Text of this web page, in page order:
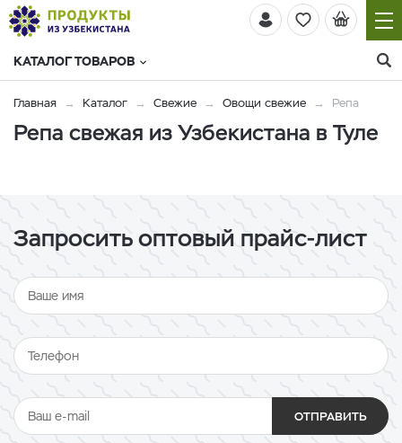
КАТАЛОГ ТОВАРОВ
Главная Каталог Свежие Овощи свежие Репа
Репа свежая из Узбекистана в Туле
Запросить оптовый прайс-лист
ОТПРАВИТЬ